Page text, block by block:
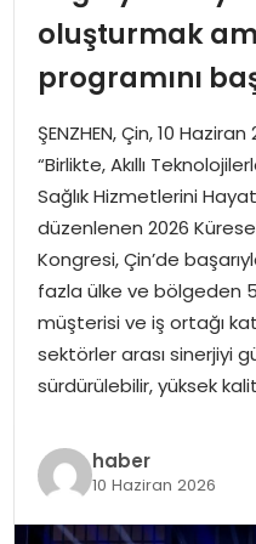
SPOR
GÜNDEM
MAGAZIN
oluşturmak
programını
ŞENZHEN, Çin, 10
“Birlikte, Akıllı
Sağlık Hizmetlerini
düzenlenen 2026
Kongresi, Çin’de
fazla ülke ve bölgeden
müşterisi ve iş ortağı
sektörler arası sinerjiyi
sürdürülebilir, yüksek
haber
10 Haziran 2026